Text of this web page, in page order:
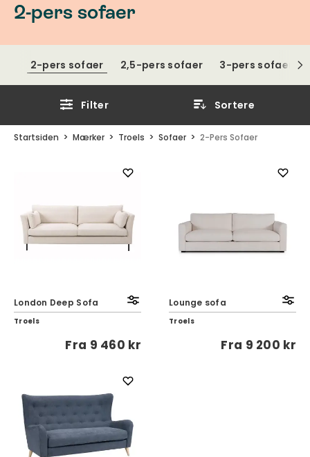
2-pers sofaer
2-pers sofaer 2,5-pers sofaer 3-pers sofaer
Filter Sortere
Startsiden Mærker Troels Sofaer 2-Pers Sofaer
London Deep Sofa
Troels
Fra 9 460 kr
Lounge sofa
Troels
Fra 9 200 kr